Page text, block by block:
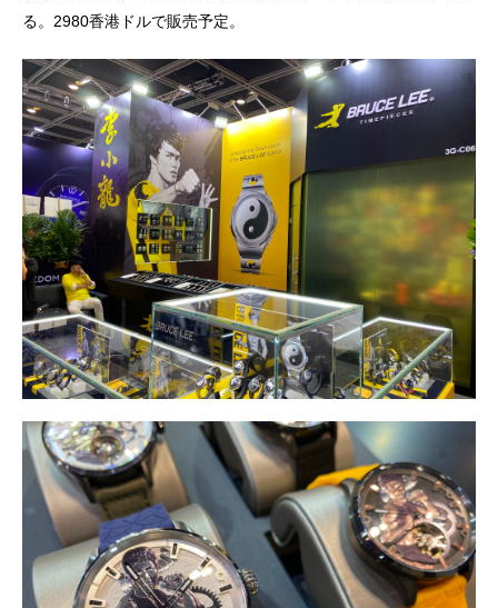
る。2980香港ドルで販売予定。